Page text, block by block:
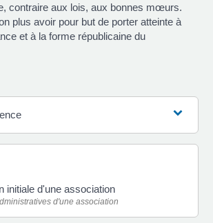
contraire aux lois, aux bonnes mœurs.
plus avoir pour but de porter atteinte à
et à la forme républicaine du
initiale d'une association
d'une association